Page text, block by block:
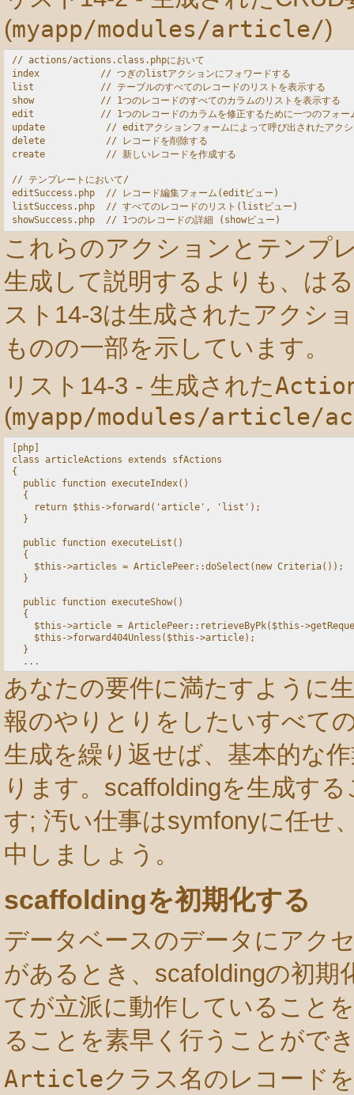
(myapp/modules/article/)
// actions/actions.class.phpにおいて
index           // つぎのlistアクションにフォワードする
list            // テーブルのすべてのレコードのリストを表示する
show            // 1つのレコードのすべてのカラムのリストを表示する
edit            // 1つのレコードのカラムを修正するために一つのフォー
update           // editアクションフォームによって呼び出されたアクシ
delete           // レコードを削除する
create           // 新しいレコードを作成する
// テンプレートにおいて/
editSuccess.php  // レコード編集フォーム(editビュー)
listSuccess.php  // すべてのレコードのリスト(listビュー)
これらのアクションとテンプ
生成して説明するよりも、は
スト14-3は生成されたアクシ
ものの一部を示しています。
リスト14-3 - 生成された
(myapp/modules/article/
[php]
class articleActions extends sfActions
{
  public function executeIndex()
  {
    return $this->forward('article', 'list');
  }
  public function executeList()
  {
    $this->articles = ArticlePeer::doSelect(new Criteria());
  }
  public function executeShow()
  {
$this->article = ArticlePeer::retrieveByPk($this-
    $this->forward404Unless($this->article);
  }
あなたの要件に満たすように
報のやりとりをしたいすべて
生成を繰り返せば、基本的な
ります。scaffoldingを生成す
す; 汚い仕事はsymfonyに任せ
中しましょう。
scaffoldingを初期化する
データベースのデータにアク
があるとき、scafoldingの初
てが立派に動作していること
ることを素早く行うことがで
Articleクラス名のレコード